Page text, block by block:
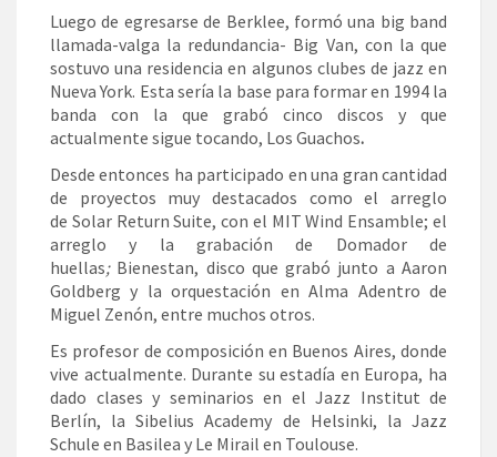
Luego de egresarse de Berklee, formó una big band
llamada-valga la redundancia- Big Van, con la que
sostuvo una residencia en algunos clubes de jazz en
Nueva York. Esta sería la base para formar en 1994 la
banda con la que grabó cinco discos y que
actualmente sigue tocando, Los Guachos.
Desde entonces ha participado en una gran cantidad
de proyectos muy destacados como el arreglo
de Solar Return Suite, con el MIT Wind Ensamble; el
arreglo y la grabación de Domador de
huellas; Bienestan, disco que grabó junto a Aaron
Goldberg y la orquestación en Alma Adentro de
Miguel Zenón, entre muchos otros.
Es profesor de composición en Buenos Aires, donde
vive actualmente. Durante su estadía en Europa, ha
dado clases y seminarios en el Jazz Institut de
Berlín, la Sibelius Academy de Helsinki, la Jazz
Schule en Basilea y Le Mirail en Toulouse.